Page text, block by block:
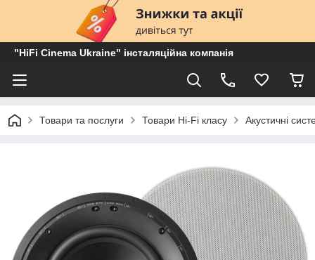
"HiFi Cinema Ukraine" інсталяційна компанія
Товари та послуги Товари Hi-Fi класу Акустичні